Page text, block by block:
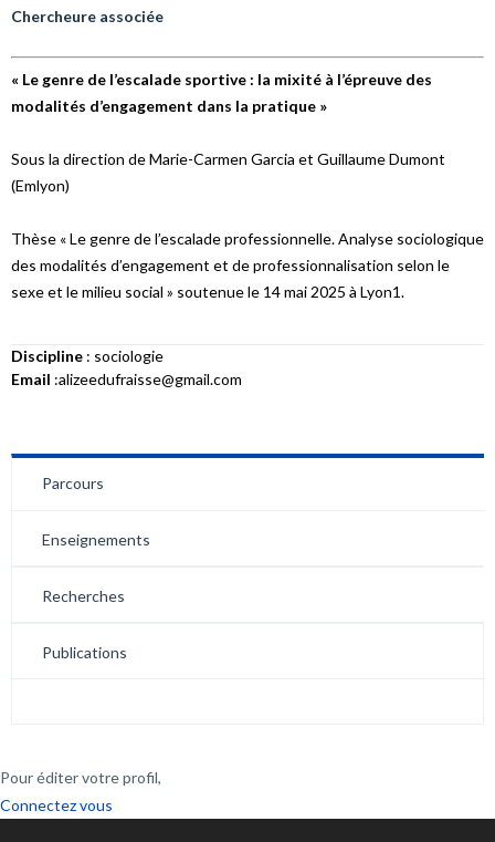
Chercheure associée
« Le genre de l’escalade sportive : la mixité à l’épreuve des
modalités d’engagement dans la pratique »
Sous la direction de Marie-Carmen Garcia et Guillaume Dumont
(Emlyon)
Thèse « Le genre de l’escalade professionnelle. Analyse sociologique
des modalités d’engagement et de professionnalisation selon le
sexe et le milieu social » soutenue le 14 mai 2025 à Lyon1.
Discipline : sociologie
Email :alizeedufraisse@gmail.com
Parcours
Enseignements
Recherches
Publications
Pour éditer votre profil,
Connectez vous